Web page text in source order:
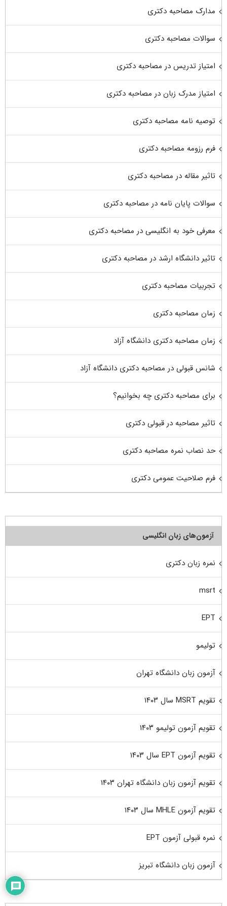
مدارک مصاحبه دکتری
سوالات مصاحبه دکتری
امتیاز تدریس در مصاحبه دکتری
امتیاز مدرک زبان در مصاحبه دکتری
توصیه نامه مصاحبه دکتری
فرم رزومه مصاحبه دکتری
تاثیر مقاله در مصاحبه دکتری
سوالات پایان نامه در مصاحبه دکتری
معرفی خود به انگلیسی در مصاحبه دکتری
تاثیر دانشگاه ارشد در مصاحبه دکتری
تجربیات مصاحبه دکتری
زمان مصاحبه دکتری
زمان مصاحبه دکتری دانشگاه آزاد
شانس قبولی در مصاحبه دکتری دانشگاه آزاد
برای مصاحبه دکتری چه بخوانیم؟
تاثیر مصاحبه در قبولی دکتری
حد نصاب نمره مصاحبه دکتری
فرم صلاحیت عمومی دکتری
آزمون‌های زبان انگلیسی
نمره زبان دکتری
msrt
EPT
تولیمو
آزمون زبان دانشگاه تهران
تقویم MSRT سال ۱۴۰۳
تقویم آزمون تولیمو ۱۴۰۳
تقویم آزمون EPT سال ۱۴۰۳
تقویم آزمون زبان دانشگاه تهران ۱۴۰۳
تقویم آزمون MHLE سال ۱۴۰۳
نمره قبولی آزمون EPT
آزمون زبان دانشگاه تبریز